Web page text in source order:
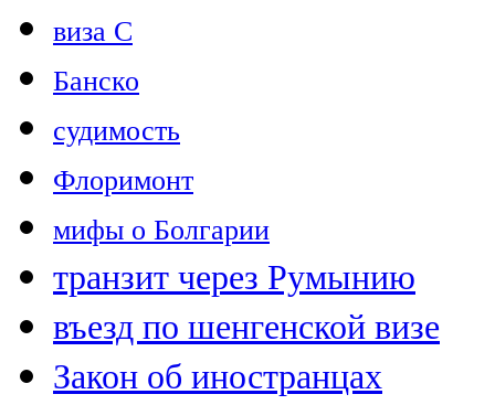
виза C
Банско
судимость
Флоримонт
мифы о Болгарии
транзит через Румынию
въезд по шенгенской визе
Закон об иностранцах